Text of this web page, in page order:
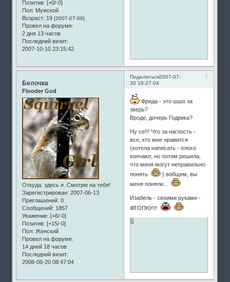
Позитив: [+0/-0]
Пол: Мужской
Возраст: 19[2007-07-09]
Провел на форуме:
2 дня 13 часов
Последний визит:
2007-10-10 23:15:42
Поделиться 7
2007-07-
30 18:27:04
Белочка
Flooder God
Откуда: здесь я. Смотрю на тебя!
Зарегистрирован: 2007-06-13
Приглашений: 0
Сообщений: 1857
Уважение: [+6/-0]
Позитив: [+15/-0]
Пол: Женский
Провел на форуме:
14 дней 18 часов
Последний визит:
2008-06-20 08:47:04
Фрида - это шшо за
зверь?
Вроде, дочерь Годрика?
Ну се!!! Что за наглость -
все, кто мне нравится
(хотела написать - плохо
кончают, но потом решила,
что меня могут неправильно
понять
) вобщем, вы
меня поняли...
Изабель - своими руками -
ФТОПКУ!!!
0